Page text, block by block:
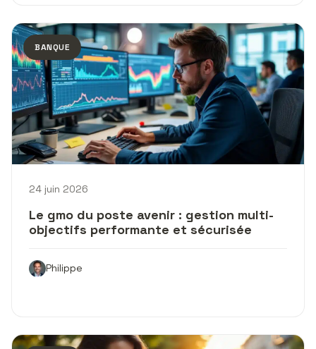
BANQUE
24 juin 2026
Le gmo du poste avenir : gestion multi-
objectifs performante et sécurisée
Philippe